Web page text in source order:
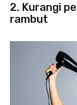
2. Kurangi
rambut